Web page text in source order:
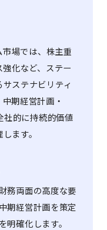
場では、株主重
化など、ステー
ステナビリティ
期経営計画・
社的に持続的価値
ます。
務両面の高度な要
期経営計画を策定
明確化します。